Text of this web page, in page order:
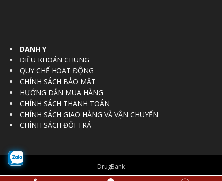
DANH Y
ĐIỀU KHOẢN CHUNG
QUY CHẾ HOẠT ĐỘNG
CHÍNH SÁCH BẢO MẬT
HƯỚNG DẪN MUA HÀNG
CHÍNH SÁCH THANH TOÁN
CHÍNH SÁCH GIAO HÀNG VÀ VẬN CHUYỂN
CHÍNH SÁCH ĐỔI TRẢ
DrugBank